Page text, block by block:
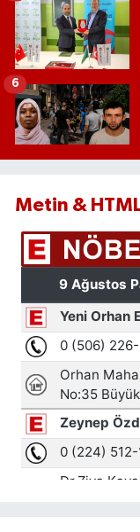
6
Metin &